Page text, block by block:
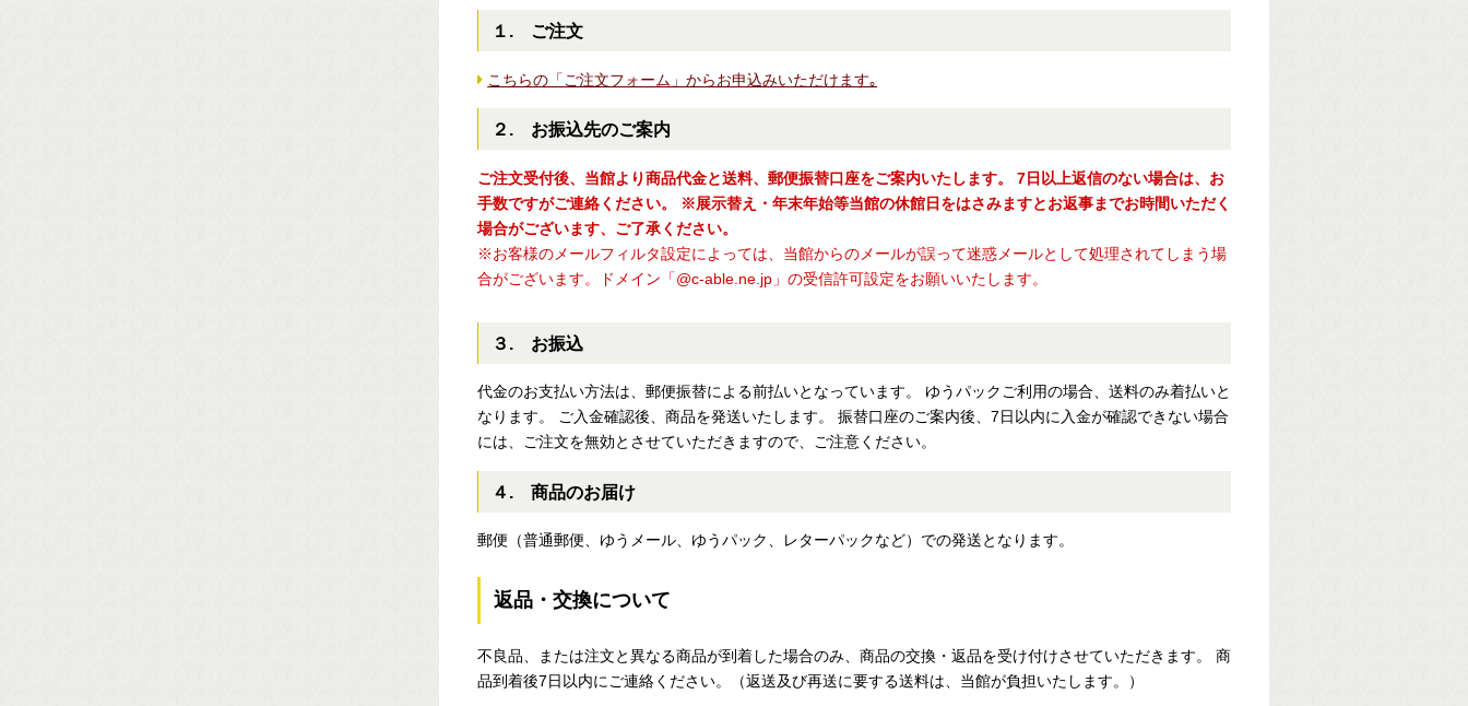
１. ご注文
こちらの「ご注文フォーム」からお申込みいただけます｡
２. お振込先のご案内
ご注文受付後、当館より商品代金と送料、郵便振替口座をご案内いたします。
7日以上返信のない場合は、お
手数ですがご連絡ください。
※展示替え・年末年始等当館の休館日をはさみますとお返事までお時間いただく
場合がございます、ご了承ください。
※お客様のメールフィルタ設定によっては、当館からのメールが誤って迷惑メールとして処理されてしまう場
合がございます。ドメイン「@c-able.ne.jp」の受信許可設定をお願いいたします。
３. お振込
代金のお支払い方法は、郵便振替による前払いとなっています。 ゆうパックご利用の場合、送料のみ着払いと
なります。 ご入金確認後、商品を発送いたします。 振替口座のご案内後、7日以内に入金が確認できない場合
には、ご注文を無効とさせていただきますので、ご注意ください。
４. 商品のお届け
郵便（普通郵便、ゆうメール、ゆうパック、レターパックなど）での発送となります。
返品・交換について
不良品、または注文と異なる商品が到着した場合のみ、商品の交換・返品を受け付けさせていただきます。 商
品到着後7日以内にご連絡ください。（返送及び再送に要する送料は、当館が負担いたします。）